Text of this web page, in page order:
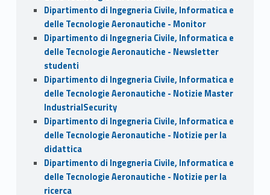
Dipartimento di Ingegneria Civile, Informatica e
delle Tecnologie Aeronautiche - Monitor
Dipartimento di Ingegneria Civile, Informatica e
delle Tecnologie Aeronautiche - Newsletter
studenti
Dipartimento di Ingegneria Civile, Informatica e
delle Tecnologie Aeronautiche - Notizie Master
IndustrialSecurity
Dipartimento di Ingegneria Civile, Informatica e
delle Tecnologie Aeronautiche - Notizie per la
didattica
Dipartimento di Ingegneria Civile, Informatica e
delle Tecnologie Aeronautiche - Notizie per la
ricerca